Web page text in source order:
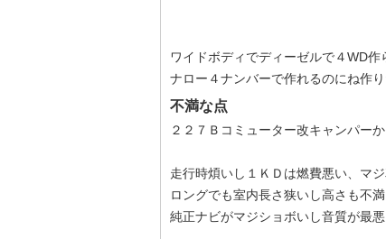
ワイドボディでディーゼルで４WD
ナロー４ナンバーで作れるのにね作り
不満な点
２２７Ｂコミューター改キャンパー
走行時煩いし１ＫＤは燃費悪い、
ロングでも室内長さ狭いし高さも不
純正ナビがマジショボいし音質が最